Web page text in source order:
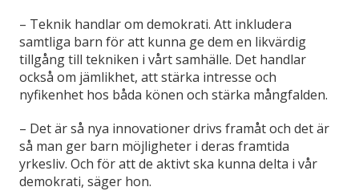
– Teknik handlar om demokrati. Att inkludera
samtliga barn för att kunna ge dem en likvärdig
tillgång till tekniken i vårt samhälle. Det handlar
också om jämlikhet, att stärka intresse och
nyfikenhet hos båda könen och stärka mångfalden.
– Det är så nya innovationer drivs framåt och det är
så man ger barn möjligheter i deras framtida
yrkesliv. Och för att de aktivt ska kunna delta i vår
demokrati, säger hon.